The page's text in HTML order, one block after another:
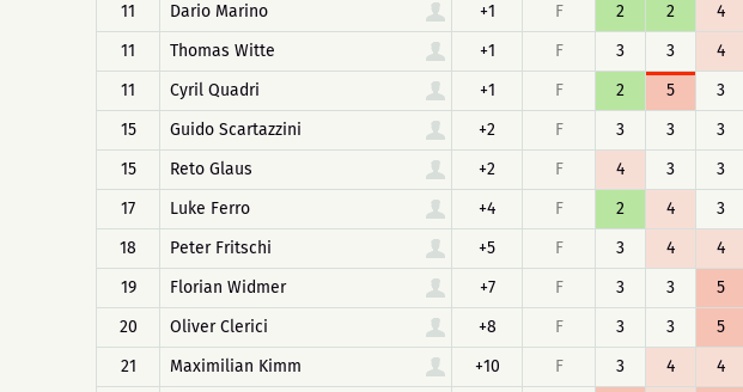
11
Dario Marino +1 F 2 2 4
11
Thomas Witte +1 F 3 3 4
11
Cyril Quadri +1 F 2 5 3
15
Guido Scartazzini +2 F 3 3 3
15
Reto Glaus +2 F 4 3 3
17
Luke Ferro +4 F 2 4 3
18
Peter Fritschi +5 F 3 4 4
19
Florian Widmer +7 F 3 3 5
20
Oliver Clerici +8 F 3 3 5
21
Maximilian Kimm +10 F 3 4 4